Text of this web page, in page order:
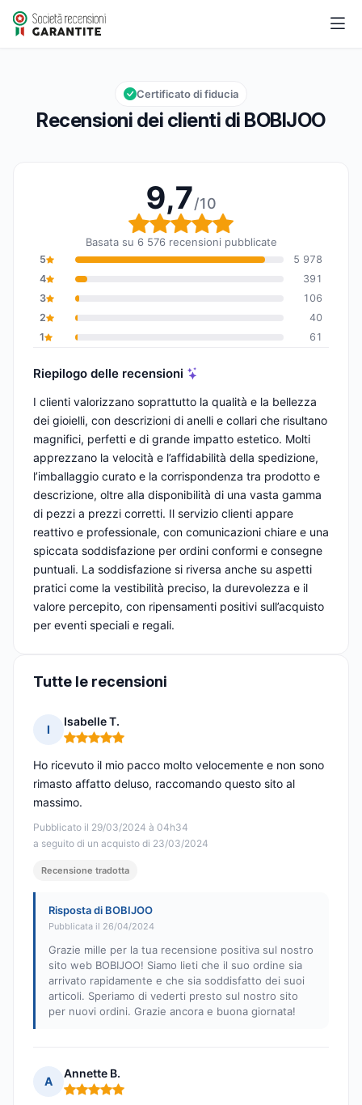
BOBIJOO
Valutazione globale: 9,7 su 10
9,7/10
Recensioni dei clienti di BOBIJOO
Certificato di fiducia
9,7/10
Valutazione globale:
Basata su 6 576 recensioni pubblicate
5
5 978
4
391
3
106
2
40
1
61
Riepilogo delle recensioni
I clienti valorizzano soprattutto la qualità e la bellezza
dei gioielli, con descrizioni di anelli e collari che risultano
magnifici, perfetti e di grande impatto estetico. Molti
apprezzano la velocità e l’affidabilità della spedizione,
l’imballaggio curato e la corrispondenza tra prodotto e
descrizione, oltre alla disponibilità di una vasta gamma
di pezzi a prezzi corretti. Il servizio clienti appare
reattivo e professionale, con comunicazioni chiare e una
spiccata soddisfazione per ordini conformi e consegne
puntuali. La soddisfazione si riversa anche su aspetti
pratici come la vestibilità preciso, la durevolezza e il
valore percepito, con ripensamenti positivi sull’acquisto
per eventi speciali e regali.
Tutte le recensioni
I
Isabelle T.
Nota: 5 su 5
Pubblicato il 29/03/2024 à 04h34
a seguito di un acquisto di 23/03/2024
Ho ricevuto il mio pacco molto velocemente e non sono
rimasto affatto deluso, raccomando questo sito al
massimo.
Recensione tradotta
Risposta di BOBIJOO
Pubblicata il 26/04/2024
Grazie mille per la tua recensione positiva sul nostro
sito web BOBIJOO! Siamo lieti che il suo ordine sia
arrivato rapidamente e che sia soddisfatto dei suoi
articoli. Speriamo di vederti presto sul nostro sito
per nuovi ordini. Grazie ancora e buona giornata!
A
Annette B.
Nota: 5 su 5